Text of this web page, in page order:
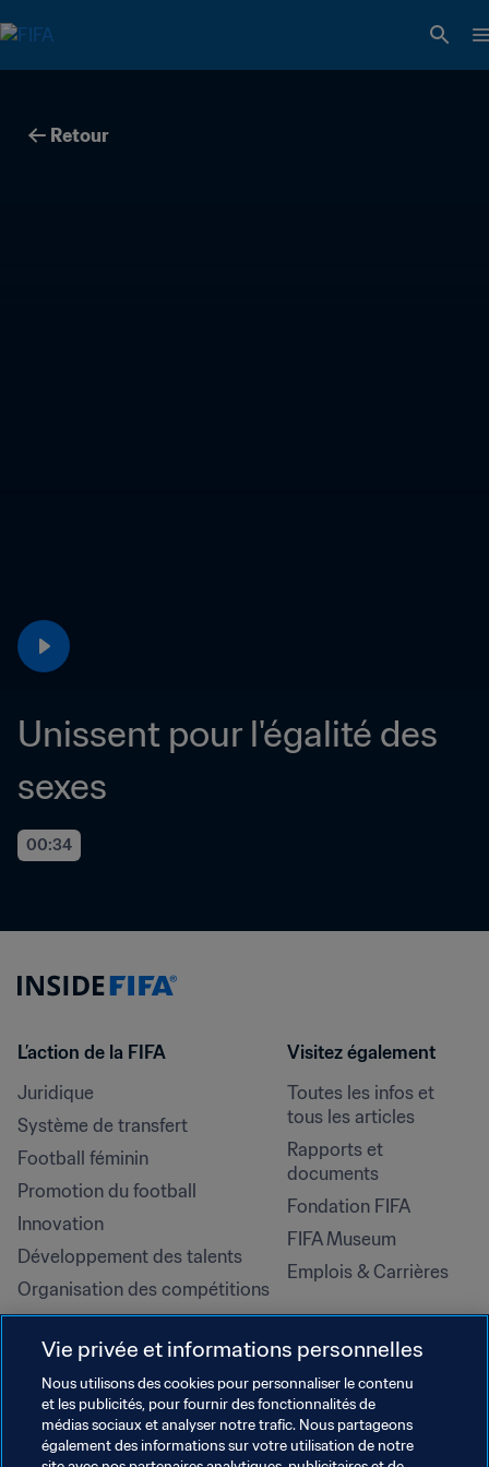
Retour
Unissent pour l'égalité des
sexes
00:34
L’action de la FIFA
Juridique
Système de transfert
Football féminin
Promotion du football
Innovation
Développement des talents
Organisation des compétitions
Développement durable
Droits de l'homme et lutte contre
la discrimination
Santé et médical
Initiatives en matière de
Visitez également
Toutes les infos et
tous les articles
Rapports et
documents
Fondation FIFA
FIFA Museum
Emplois & Carrières
Vie privée et informations personnelles
Nous utilisons des cookies pour personnaliser le contenu
et les publicités, pour fournir des fonctionnalités de
médias sociaux et analyser notre trafic. Nous partageons
également des informations sur votre utilisation de notre